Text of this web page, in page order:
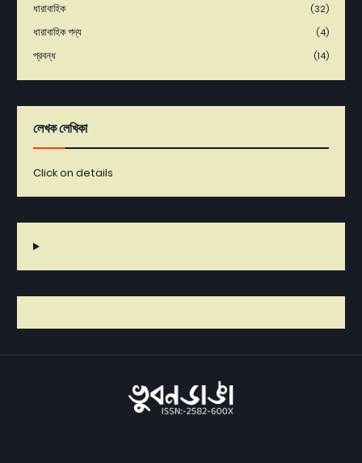
ধারাবাহিক (32)
ধারাবাহিক গদ্য (4)
প্রবন্ধ (14)
লেখক লেখিকা
Click on details